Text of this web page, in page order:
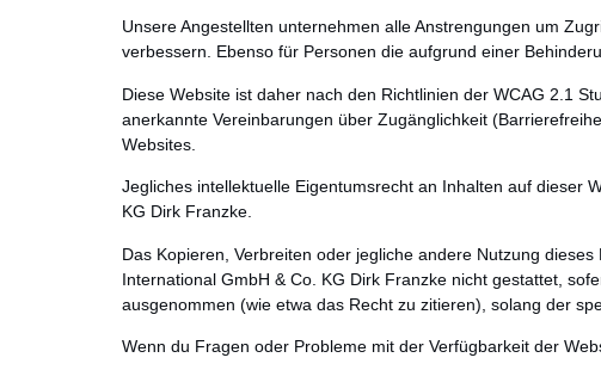
Unsere Angestellten unternehmen alle Anstrengungen um
verbessern. Ebenso für Personen die aufgrund einer
Diese Website ist daher nach den Richtlinien der WCAG 2.1
anerkannte Vereinbarungen über Zugänglichkeit
Websites.
Jegliches intellektuelle Eigentumsrecht an Inhalten auf dieser
KG Dirk Franzke.
Das Kopieren, Verbreiten oder jegliche andere Nutzung
International GmbH & Co. KG Dirk Franzke nicht gestattet,
ausgenommen (wie etwa das Recht zu zitieren), solang der
Wenn du Fragen oder Probleme mit der Verfügbarkeit der